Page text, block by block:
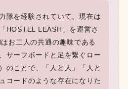
隊を経験されていて、現在は
HOSTEL LEASH」を運営さ
お二人の共通の趣味である
サーフボードと足を繋ぐロー
のことで、「人と人」「人と
コードのような存在になりた